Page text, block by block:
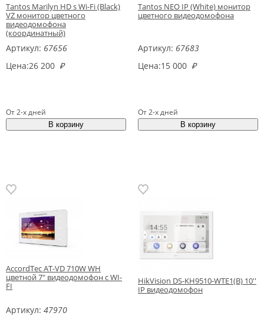
Tantos Marilyn HD s Wi-Fi (Black)
VZ монитор цветного
видеодомофона
(координатный)
Артикул: 67656
Цена:26 200 ₽
От 2-х дней
Tantos NEO IP (White) монитор
цветного видеодомофона
Артикул: 67683
Цена:15 000 ₽
От 2-х дней
AccordTec AT-VD 710W WH
цветной 7" видеодомофон с WI-
FI
Артикул: 47970
HikVision DS-KH9510-WTE1(B) 10''
IP видеодомофон